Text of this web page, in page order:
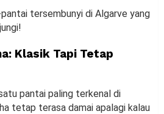
tersembunyi di Algarve yang
Klasik Tapi Tetap
pantai paling terkenal di
tetap terasa damai apalagi kalau